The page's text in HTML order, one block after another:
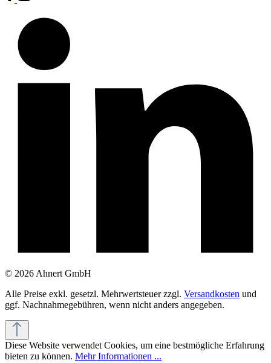
© 2026 Ahnert GmbH
Alle Preise exkl. gesetzl. Mehrwertsteuer zzgl. Versandkosten und
ggf. Nachnahmegebühren, wenn nicht anders angegeben.
Diese Website verwendet Cookies, um eine bestmögliche Erfahrung
bieten zu können. Mehr Informationen ...